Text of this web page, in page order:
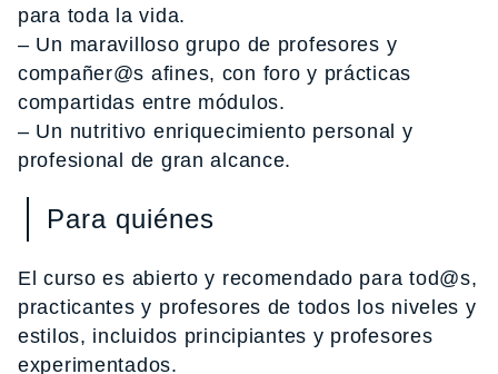
para toda la vida.
– Un maravilloso grupo de profesores y
compañer@s afines, con foro y prácticas
compartidas entre módulos.
– Un nutritivo enriquecimiento personal y
profesional de gran alcance.
Para quiénes
El curso es abierto y recomendado para tod@s,
practicantes y profesores de todos los niveles y
estilos, incluidos principiantes y profesores
experimentados.